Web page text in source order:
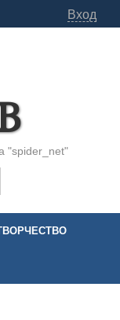
Вход
"spider_net"